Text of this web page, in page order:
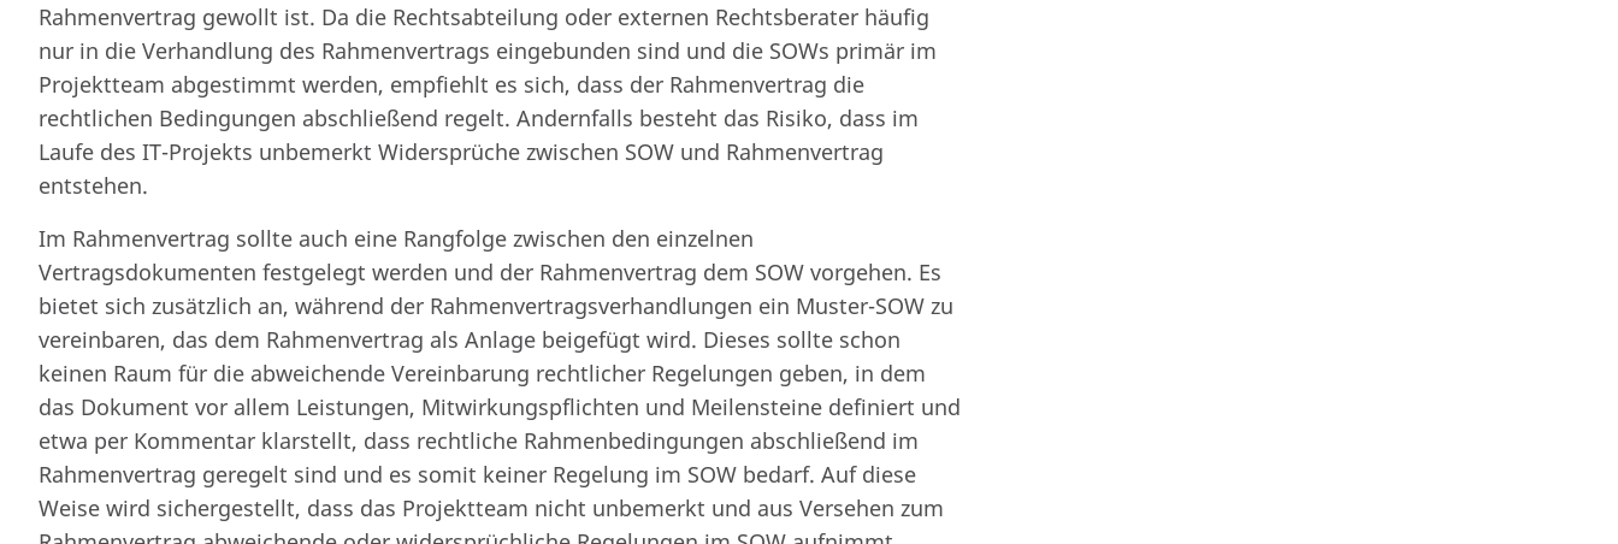
Rahmenvertrag gewollt ist. Da die Rechtsabteilung oder externen Rechtsberater häufig
nur in die Verhandlung des Rahmenvertrags eingebunden sind und die SOWs primär im
Projektteam abgestimmt werden, empfiehlt es sich, dass der Rahmenvertrag die
rechtlichen Bedingungen abschließend regelt. Andernfalls besteht das Risiko, dass im
Laufe des IT-Projekts unbemerkt Widersprüche zwischen SOW und Rahmenvertrag
entstehen.
Im Rahmenvertrag sollte auch eine Rangfolge zwischen den einzelnen
Vertragsdokumenten festgelegt werden und der Rahmenvertrag dem SOW vorgehen. Es
bietet sich zusätzlich an, während der Rahmenvertragsverhandlungen ein Muster-SOW zu
vereinbaren, das dem Rahmenvertrag als Anlage beigefügt wird. Dieses sollte schon
keinen Raum für die abweichende Vereinbarung rechtlicher Regelungen geben, in dem
das Dokument vor allem Leistungen, Mitwirkungspflichten und Meilensteine definiert und
etwa per Kommentar klarstellt, dass rechtliche Rahmenbedingungen abschließend im
Rahmenvertrag geregelt sind und es somit keiner Regelung im SOW bedarf. Auf diese
Weise wird sichergestellt, dass das Projektteam nicht unbemerkt und aus Versehen zum